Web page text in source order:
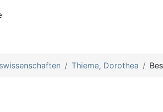
Thieme, Dorothea